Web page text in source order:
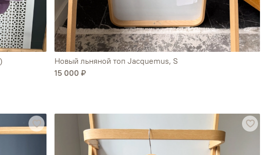
Новый льняной топ Jacquemus, S
15 000 ₽